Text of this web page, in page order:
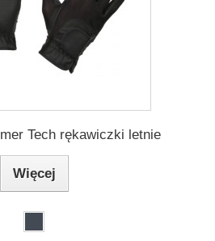
Tech rękawiczki letnie
Więcej